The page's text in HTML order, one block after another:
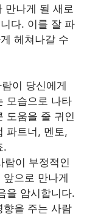
만나게 될 새로
다. 이를 잘 파
헤쳐나갈 수
이 당신에게
모습으로 나타
도움을 줄 귀인
파트너, 멘토,
.
람이 부정적인
으로 만나게
을 암시합니다.
향을 주는 사람